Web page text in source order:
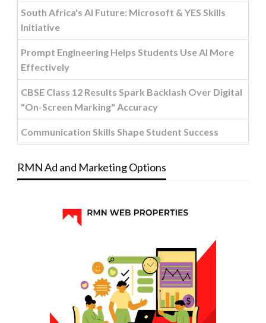
South Africa's AI Future: Microsoft & YES Skills
Initiative
Prompt Engineering Helps Students Use AI More
Effectively
CBSE Class 12 Results Spark Backlash Over Digital
"On-Screen Marking" Accuracy
Communication Skills Shape Student Success
RMN Ad and Marketing Options